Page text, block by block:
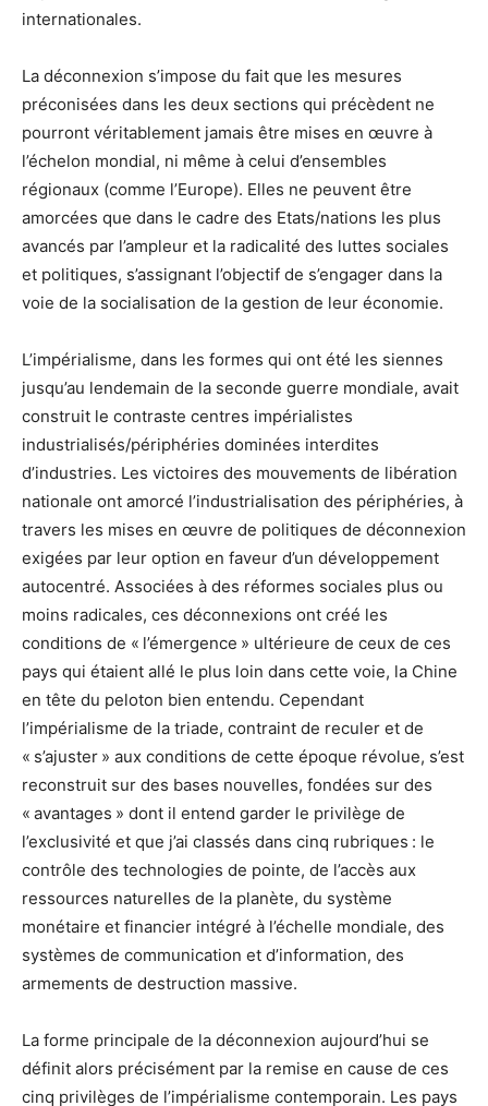
internationales.
La déconnexion s’impose du fait que les mesures
préconisées dans les deux sections qui précèdent ne
pourront véritablement jamais être mises en œuvre à
l’échelon mondial, ni même à celui d’ensembles
régionaux (comme l’Europe). Elles ne peuvent être
amorcées que dans le cadre des Etats/nations les plus
avancés par l’ampleur et la radicalité des luttes sociales
et politiques, s’assignant l’objectif de s’engager dans la
voie de la socialisation de la gestion de leur économie.
L’impérialisme, dans les formes qui ont été les siennes
jusqu’au lendemain de la seconde guerre mondiale, avait
construit le contraste centres impérialistes
industrialisés/périphéries dominées interdites
d’industries. Les victoires des mouvements de libération
nationale ont amorcé l’industrialisation des périphéries, à
travers les mises en œuvre de politiques de déconnexion
exigées par leur option en faveur d’un développement
autocentré. Associées à des réformes sociales plus ou
moins radicales, ces déconnexions ont créé les
conditions de « l’émergence » ultérieure de ceux de ces
pays qui étaient allé le plus loin dans cette voie, la Chine
en tête du peloton bien entendu. Cependant
l’impérialisme de la triade, contraint de reculer et de
« s’ajuster » aux conditions de cette époque révolue, s’est
reconstruit sur des bases nouvelles, fondées sur des
« avantages » dont il entend garder le privilège de
l’exclusivité et que j’ai classés dans cinq rubriques : le
contrôle des technologies de pointe, de l’accès aux
ressources naturelles de la planète, du système
monétaire et financier intégré à l’échelle mondiale, des
systèmes de communication et d’information, des
armements de destruction massive.
La forme principale de la déconnexion aujourd’hui se
définit alors précisément par la remise en cause de ces
cinq privilèges de l’impérialisme contemporain. Les pays